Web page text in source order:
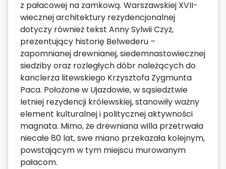
z pałacowej na zamkową. Warszawskiej XVII-
wiecznej architektury rezydencjonalnej
dotyczy również tekst Anny Sylwii Czyż,
prezentujący historię Belwederu –
zapomnianej drewnianej, siedemnastowiecznej
siedziby oraz rozległych dóbr należących do
kanclerza litewskiego Krzysztofa Zygmunta
Paca. Położone w Ujazdowie, w sąsiedztwie
letniej rezydencji królewskiej, stanowiły ważny
element kulturalnej i politycznej aktywności
magnata. Mimo, że drewniana willa przetrwała
niecałe 80 lat, swe miano przekazała kolejnym,
powstającym w tym miejscu murowanym
pałacom.